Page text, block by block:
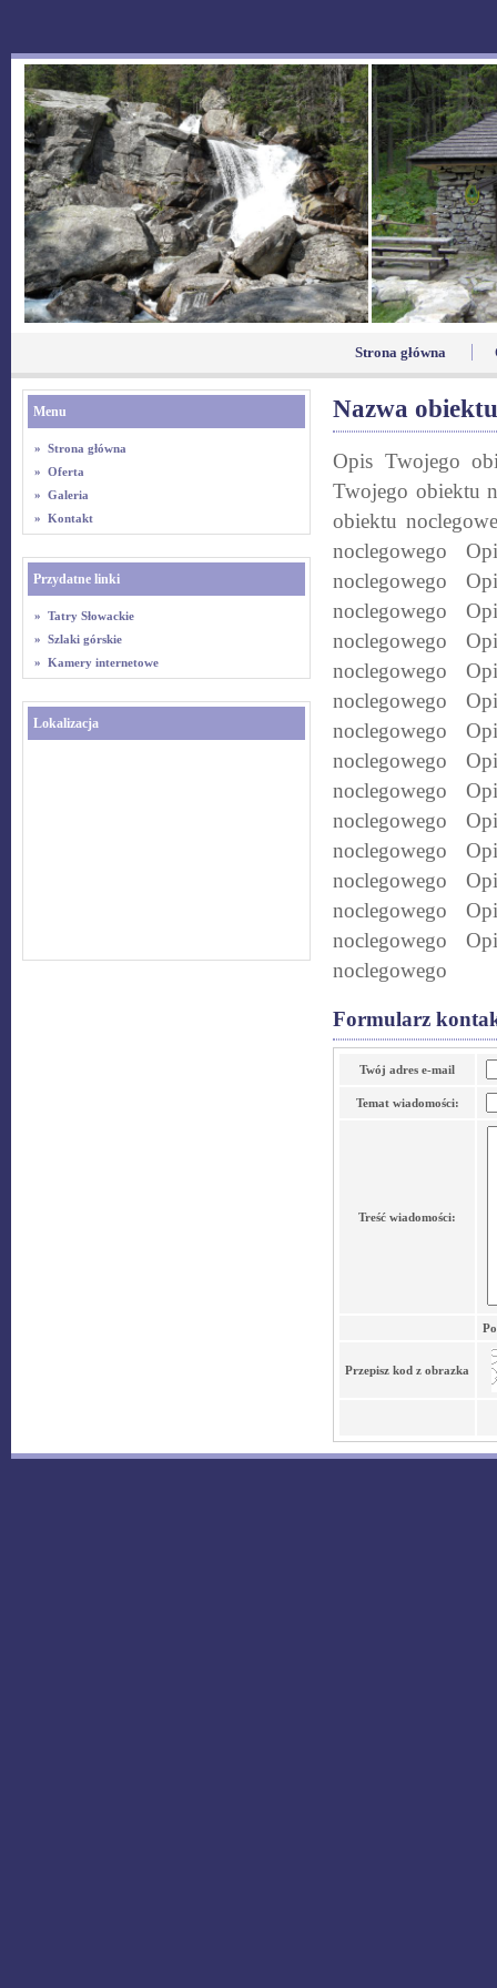
Strona główna
Nazwa obiektu
Opis Twojego
Twojego obiektu
obiektu
noclegowego
noclegowego
noclegowego
noclegowego
noclegowego
noclegowego
noclegowego
noclegowego
noclegowego
noclegowego
noclegowego
noclegowego
noclegowego
noclegowego
noclegowego
Formularz
Twój adres e-mail
Temat wiadomości:
Treść wiadomości:
Przepisz kod z obrazka
Menu
» Strona główna
» Oferta
» Galeria
» Kontakt
Przydatne linki
» Tatry Słowackie
» Szlaki górskie
» Kamery internetowe
Lokalizacja